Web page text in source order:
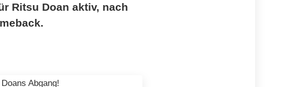
Ritsu Doan aktiv, nach